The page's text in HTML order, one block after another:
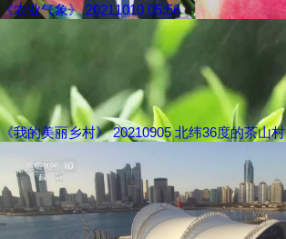
《农业气象》 20211010 05:56
《我的美丽乡村》 20210905 北纬36度的茶山村